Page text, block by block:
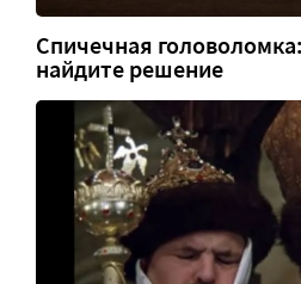
Спичечная
найдите решение